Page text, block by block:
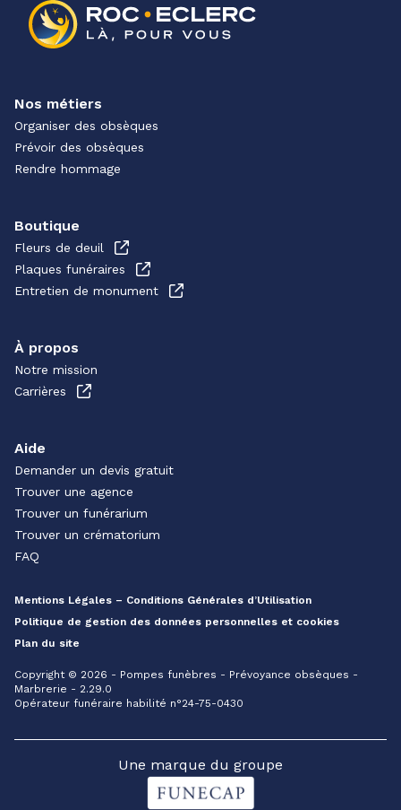
Nos métiers
Organiser des obsèques
Prévoir des obsèques
Rendre hommage
Boutique
Fleurs de deuil
Plaques funéraires
Entretien de monument
À propos
Notre mission
Carrières
Aide
Demander un devis gratuit
Trouver une agence
Trouver un funérarium
Trouver un crématorium
FAQ
Mentions Légales – Conditions Générales d’Utilisation
Politique de gestion des données personnelles et cookies
Plan du site
Copyright © 2026 - Pompes funèbres - Prévoyance obsèques -
Marbrerie - 2.29.0
Opérateur funéraire habilité n°24-75-0430
Une marque du groupe